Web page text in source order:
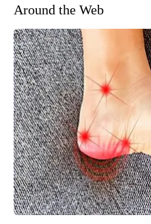
Around the Web